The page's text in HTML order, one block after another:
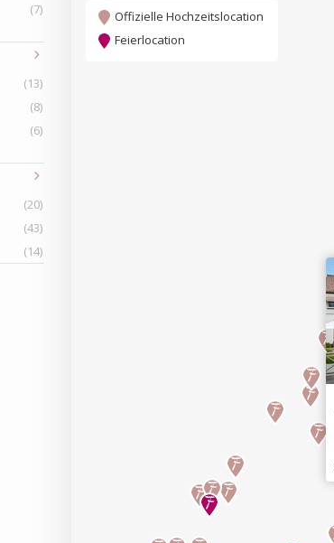
(7)
(13)
(8)
(6)
(20)
(43)
(14)
Offizielle Hochzeitslocation
Feierlocation